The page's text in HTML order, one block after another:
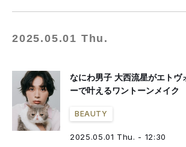
2025.05.01 Thu.
なにわ男子 大西流星がエトヴ
ーで叶えるワントーンメイク
BEAUTY
2025.05.01 Thu. - 12:30